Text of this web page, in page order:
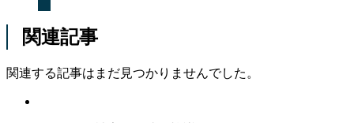
関連記事
関連する記事はまだ見つかりませんでした。